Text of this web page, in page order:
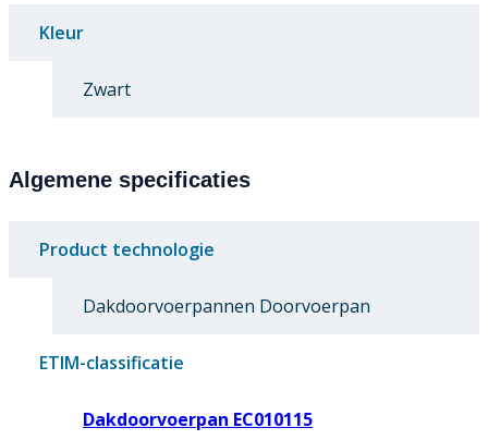
Kleur
Zwart
Algemene specificaties
Product technologie
Dakdoorvoerpannen Doorvoerpan
ETIM-classificatie
Dakdoorvoerpan EC010115